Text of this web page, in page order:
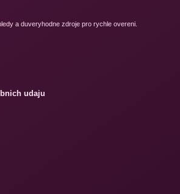
a duveryhodne zdroje pro rychle overeni.
udaju